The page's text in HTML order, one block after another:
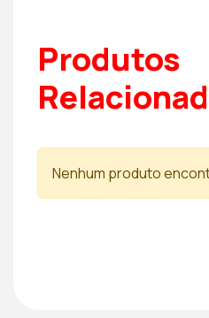
Produtos
Nenhum produto